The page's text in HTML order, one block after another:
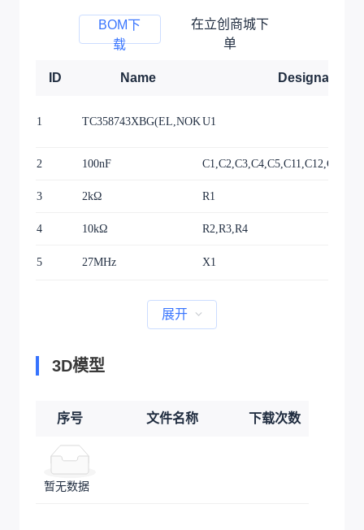
BOM下
载
在立创商城下
单
ID Name Designator
1 TC358743XBG(EL,NOK U1
2 100nF
3 2kΩ R1
4 10kΩ R2,R3,R4
5 27MHz X1
展开
3D模型
序号 文件名称 下载次数
暂无数据